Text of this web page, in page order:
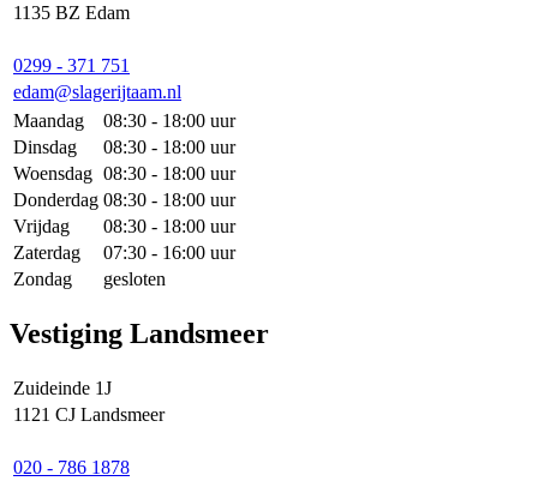
1135 BZ Edam
0299 - 371 751
edam@slagerijtaam.nl
Maandag
08:30 - 18:00 uur
Dinsdag
08:30 - 18:00 uur
Woensdag 08:30 - 18:00 uur
Donderdag 08:30 - 18:00 uur
Vrijdag
08:30 - 18:00 uur
Zaterdag
07:30 - 16:00 uur
Zondag
gesloten
Vestiging Landsmeer
Zuideinde 1J
1121 CJ Landsmeer
020 - 786 1878